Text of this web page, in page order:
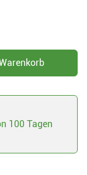
100 Tagen